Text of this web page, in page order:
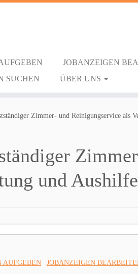
JOBANZEIGEN
SUCHEN
ÜBER UNS
Zimmer- und Reinigungservice
und
AUFGEBEN JOBANZEIGEN